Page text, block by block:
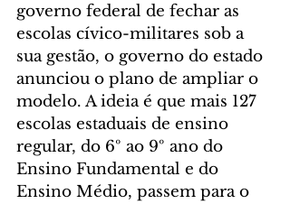
governo federal de fechar as
escolas cívico-militares sob a
sua gestão, o governo do estado
anunciou o plano de ampliar o
modelo. A ideia é que mais 127
escolas estaduais de ensino
regular, do 6º ao 9º ano do
Ensino Fundamental e do
Ensino Médio, passem para o